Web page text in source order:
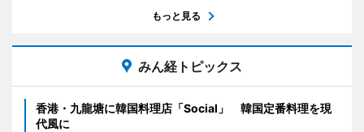
もっと見る
みん経トピックス
香港・九龍塘に韓国料理店「Social」 韓国定番料理を現
代風に